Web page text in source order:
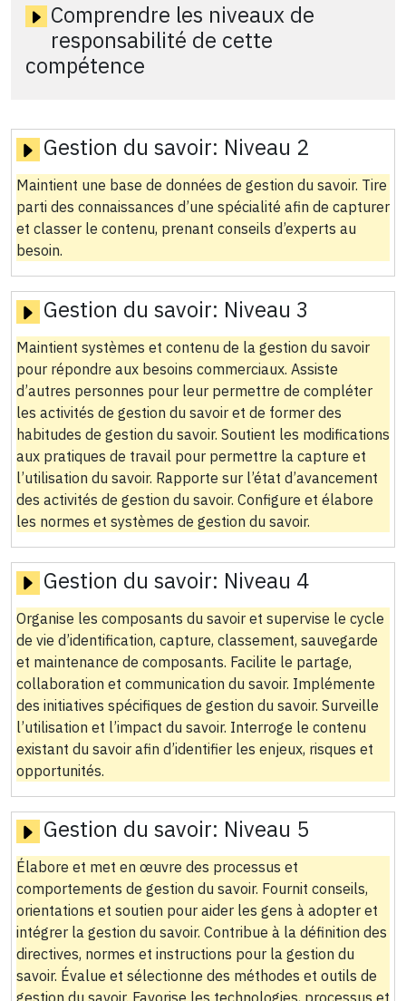
Comprendre les niveaux de
responsabilité de cette
compétence
Gestion du savoir: Niveau 2
Maintient une base de données de gestion du savoir. Tire
parti des connaissances d’une spécialité afin de capturer
et classer le contenu, prenant conseils d’experts au
besoin.
Gestion du savoir: Niveau 3
Maintient systèmes et contenu de la gestion du savoir
pour répondre aux besoins commerciaux. Assiste
d’autres personnes pour leur permettre de compléter
les activités de gestion du savoir et de former des
habitudes de gestion du savoir. Soutient les modifications
aux pratiques de travail pour permettre la capture et
l’utilisation du savoir. Rapporte sur l’état d’avancement
des activités de gestion du savoir. Configure et élabore
les normes et systèmes de gestion du savoir.
Gestion du savoir: Niveau 4
Organise les composants du savoir et supervise le cycle
de vie d’identification, capture, classement, sauvegarde
et maintenance de composants. Facilite le partage,
collaboration et communication du savoir. Implémente
des initiatives spécifiques de gestion du savoir. Surveille
l’utilisation et l’impact du savoir. Interroge le contenu
existant du savoir afin d’identifier les enjeux, risques et
opportunités.
Gestion du savoir: Niveau 5
Élabore et met en œuvre des processus et
comportements de gestion du savoir. Fournit conseils,
orientations et soutien pour aider les gens à adopter et
intégrer la gestion du savoir. Contribue à la définition des
directives, normes et instructions pour la gestion du
savoir. Évalue et sélectionne des méthodes et outils de